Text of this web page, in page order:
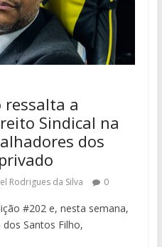
ressalta a
Sindical na
dos
Rodrigues da Silva 0
#202 e, nesta semana,
Santos Filho,